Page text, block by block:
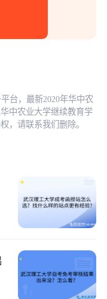
台，最新2020年华中农
中农业大学继续教育学
，请联系我们删除。